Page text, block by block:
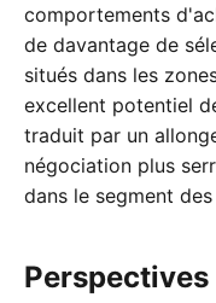
comportements
de davantage de
situés dans les
excellent potentiel
traduit par un
négociation plus
dans le segment